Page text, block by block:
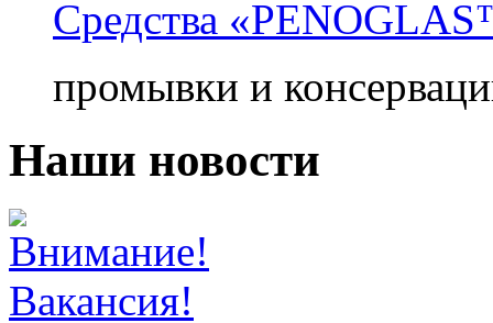
Средства
промывки и
Наши новости